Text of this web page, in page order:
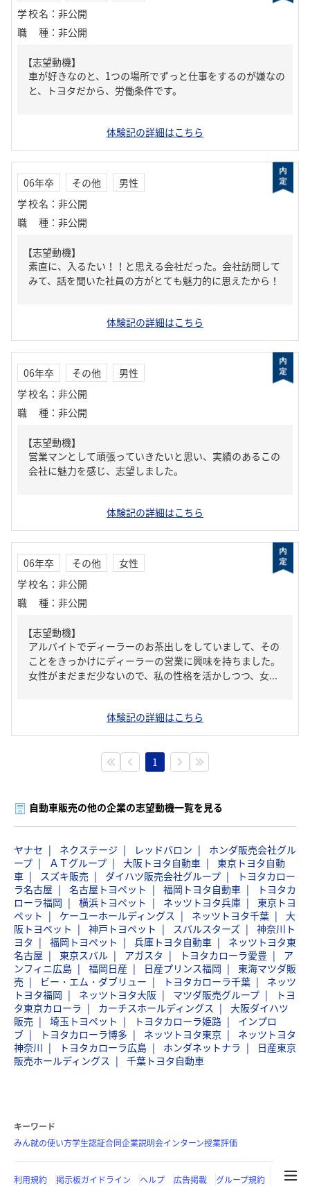
学校名 ： 非公開
職種 ： 非公開
【志望動機】
車が好きなのと、1つの場所でずっと仕事をするのが嫌なの
と、トヨタだから、労働条件です。
体験記の詳細はこちら
06年卒 その他
男性
学校名 ： 非公開
職種 ： 非公開
【志望動機】
素直に、入るたい！！と思える会社だった。会社訪問して
みて、話を聞いた社員の方がとても魅力的に思えたから！
体験記の詳細はこちら
06年卒 その他
男性
学校名 ： 非公開
職種 ： 非公開
【志望動機】
営業マンとして頑張っていきたいと思い、実績のあるこの
会社に魅力を感じ、志望しました。
体験記の詳細はこちら
06年卒 その他
女性
学校名 ： 非公開
職種 ： 非公開
【志望動機】
アルバイトでディーラーのお茶出しをしていまして、その
ことをきっかけにディーラーの営業に興味を持ちました。
女性がまだまだ少ないので、私の性格を活かしつつ、女...
体験記の詳細はこちら
1
自動車販売の他の企業の志望動機一覧を見る
ヤナセ ネクステージ レッドバロン
ホンダ販売会社グル
ープ
ＡＴグループ 大阪トヨタ自動車
東京トヨタ自動
車
スズキ販売 ダイハツ販売会社グループ
トヨタカロー
ラ名古屋
名古屋トヨペット 福岡トヨタ自動車
トヨタカ
ローラ福岡
横浜トヨペット ネッツトヨタ兵庫
東京トヨ
ペット
ケーユーホールディングス ネッツトヨタ千葉
大
阪トヨペット
神戸トヨペット スバルスターズ
神奈川ト
ヨタ
福岡トヨペット 兵庫トヨタ自動車
ネッツトヨタ東
名古屋
東京スバル アガスタ トヨタカローラ愛豊
ア
ンフィニ広島
福岡日産 日産プリンス福岡
東海マツダ販
売
ビー・エム・ダブリュー トヨタカローラ千葉
ネッツ
トヨタ福岡
ネッツトヨタ大阪 マツダ販売グループ
トヨ
タ東京カローラ
カーチスホールディングス
大阪ダイハツ
販売
埼玉トヨペット トヨタカローラ姫路
インプロ
ブ
トヨタカローラ博多 ネッツトヨタ東京
ネッツトヨタ
神奈川
トヨタカローラ広島 ホンダネットナラ
日産東京
販売ホールディングス
千葉トヨタ自動車
キーワード
みん就の使い方学生認証合同企業説明会インターン授業評価
利用規約 掲示板ガイドライン ヘルプ 広告掲載 グループ規約